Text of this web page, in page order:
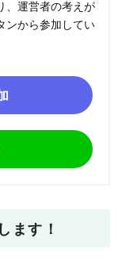
、運営者の考えが
ンから参加してい
ます！